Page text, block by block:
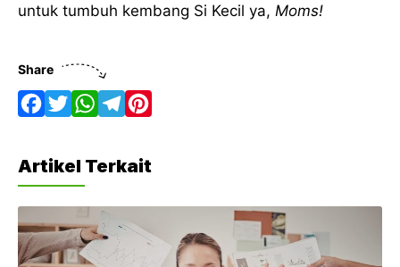
untuk tumbuh kembang Si Kecil ya, Moms!
Share
a
c
e
b
w
i
t
t
h
a
t
s
e
g
t
e
Artikel Terkait